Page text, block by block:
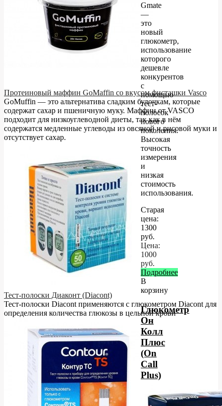
Протеиновый маффин GoMaffin со вкусом фисташки Vasco
GoMuffin — это альтернатива сладким булочкам, которые
содержат сахар и пшеничную муку. Маффин от VASCO
подходит для низкоуглеводной диеты, так как в нём
содержатся медленные углеводы из овсяной и рисовой муки и
отсутствует сахар.
Тест-полоски Диаконт (Diacont)
Тест-полоски Diacont применяются с глюкометром Diacont для
определения количества глюкозы в цельной крови
Gmate
—
это
новый
глюкометр,
использование
которого
дешевле
конкурентов
с
помощью
тест-
полосок
нового
поколения.
Высокая
точность
измерения
и
низкая
стоимость
использования.
Старая
цена:
1300
руб.
Цена:
1000
руб.
Подробнее
В
корзину
Глюкометр
Он
Колл
Плюс
(On
Call
Plus)